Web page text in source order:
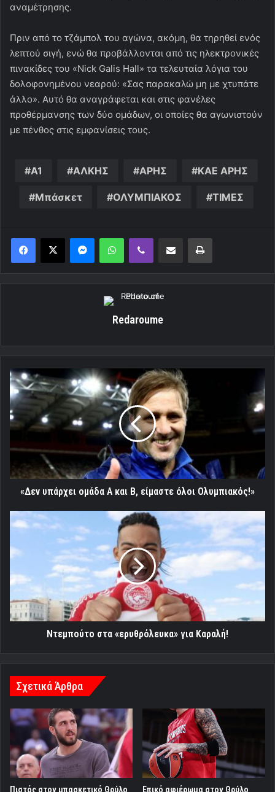
αναμέτρησης.
Πριν από το τζάμπολ του αγώνα, ακόμη, θα τηρηθεί ενός
λεπτού σιγή, ενώ θα προβάλλονται από τις ηλεκτρονικές
πινακίδες του «Nick Galis Hall» τα τελευταία λόγια του
δολοφονημένου νεαρού: «Σας παρακαλώ μη με χτυπάτε
άλλο». Αυτό θα αναγράφεται και στις φανέλες
προθέρμανσης των δύο ομάδων, οι οποίες θα αγωνιστούν
με πένθος στις εμφανίσεις τους.
Α1 ΑΛΚΗΣ ΑΡΗΣ ΚΑΕ ΑΡΗΣ
Μπάσκετ ΟΛΥΜΠΙΑΚΟΣ ΤΙΜΕΣ
MessengerWhatsAppViber Κοινοποίηση μέσω ηλεκτρονικού ταχυδρομείουΕκτύπωση
Redaroume
«Δεν
υπάρχει
ομάδα
Α
και
είμαστε
όλοι
Ολυμπιακός!»
«Δεν υπάρχει ομάδα Α και Β, είμαστε όλοι Ολυμπιακός!»
Ντεμπούτο
στα
«ερυθρόλευκα»
για
Ντεμπούτο στα «ερυθρόλευκα» για Καραλή!
Σχετικά Άρθρα
Πιστός στον μπασκετικό Θρύλο Eπικό αφιέρωμα στον Θρύλο